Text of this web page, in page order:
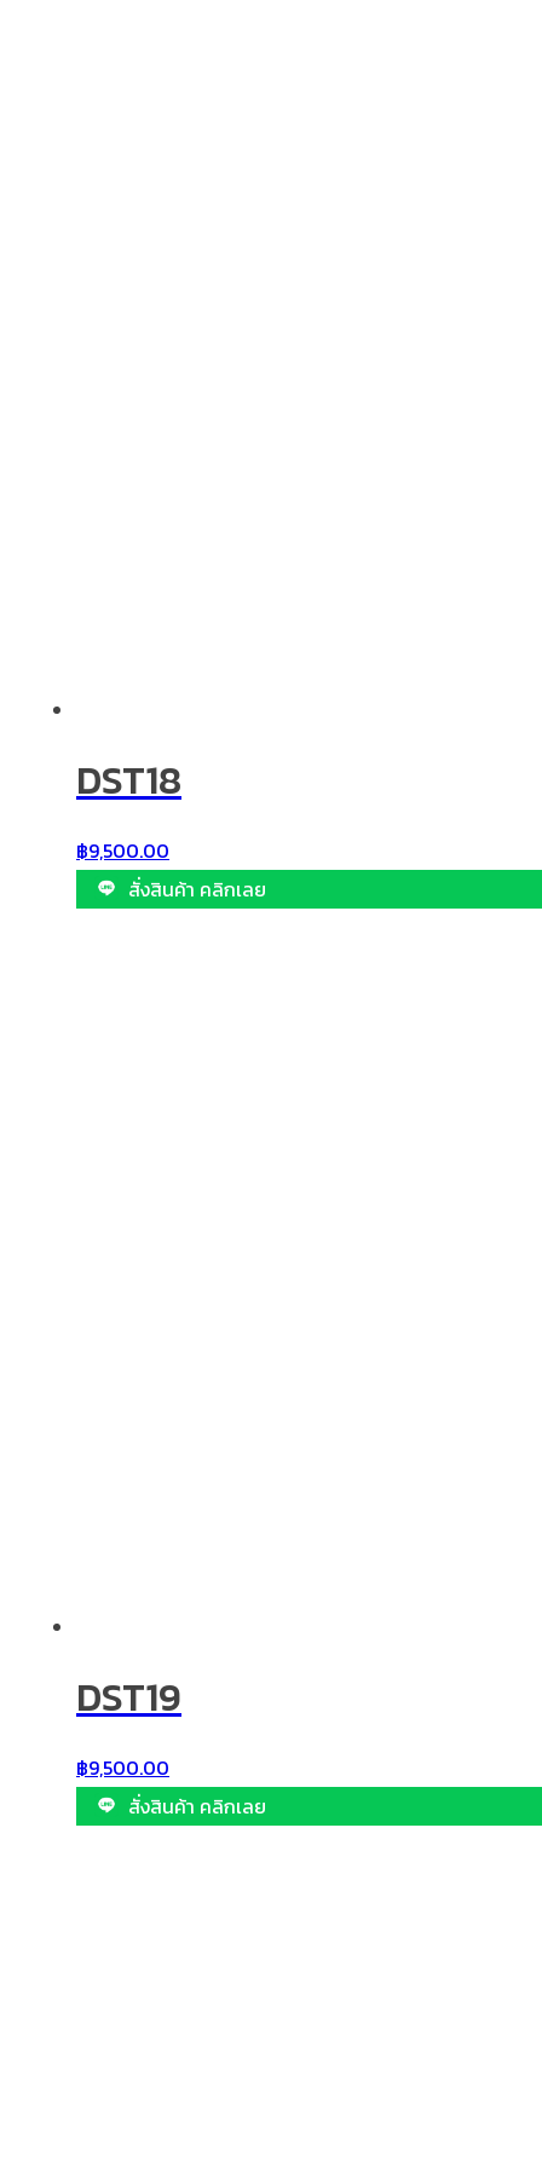
DST18
฿9,500.00
สั่งสินค้า คลิกเลย
DST19
฿9,500.00
สั่งสินค้า คลิกเลย